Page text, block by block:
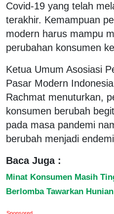
Covid-19 yang telah
terakhir. Kemampuan
modern harus mampu
perubahan konsumen
Ketua Umum Asosiasi
Pasar Modern
Rachmat menuturkan,
konsumen berubah
pada masa pandemi
berubah menjadi
Baca Juga :
Minat Konsumen Masih
Berlomba Tawarkan